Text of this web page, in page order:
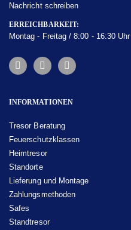
Nachricht schreiben
ERREICHBARKEIT:
Montag - Freitag / 8:00 - 16:30 Uhr
INFORMATIONEN
Tresor Beratung
Feuerschutzklassen
Heimtresor
Standorte
Lieferung und Montage
Zahlungsmethoden
Safes
Standtresor